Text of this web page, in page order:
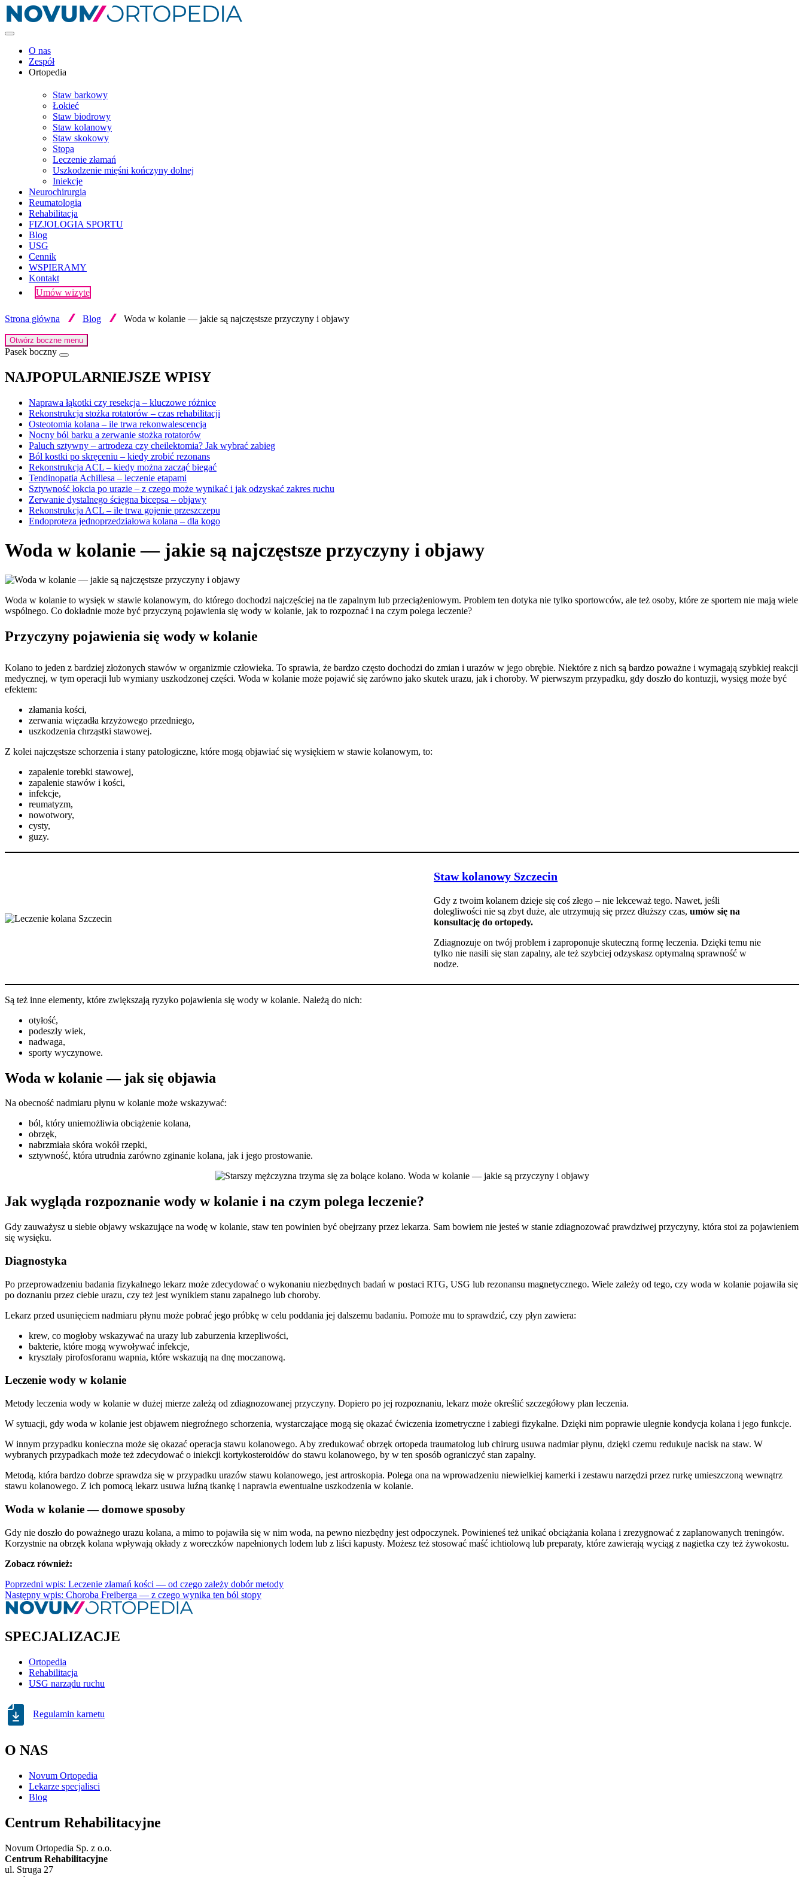
O nas
Zespół
Ortopedia
Staw barkowy
Łokieć
Staw biodrowy
Staw kolanowy
Staw skokowy
Stopa
Leczenie złamań
Uszkodzenie mięśni kończyny dolnej
Iniekcje
Neurochirurgia
Reumatologia
Rehabilitacja
FIZJOLOGIA SPORTU
Blog
USG
Cennik
WSPIERAMY
Kontakt
Umów wizytę
Strona główna Blog Woda w kolanie — jakie są najczęstsze przyczyny i objawy
Otwórz boczne menu
Pasek boczny
NAJPOPULARNIEJSZE WPISY
Naprawa łąkotki czy resekcja – kluczowe różnice
Rekonstrukcja stożka rotatorów – czas rehabilitacji
Osteotomia kolana – ile trwa rekonwalescencja
Nocny ból barku a zerwanie stożka rotatorów
Paluch sztywny – artrodeza czy cheilektomia? Jak wybrać zabieg
Ból kostki po skręceniu – kiedy zrobić rezonans
Rekonstrukcja ACL – kiedy można zacząć biegać
Tendinopatia Achillesa – leczenie etapami
Sztywność łokcia po urazie – z czego może wynikać i jak odzyskać zakres ruchu
Zerwanie dystalnego ścięgna bicepsa – objawy
Rekonstrukcja ACL – ile trwa gojenie przeszczepu
Endoproteza jednoprzedziałowa kolana – dla kogo
Woda w kolanie — jakie są najczęstsze przyczyny i objawy
Woda w kolanie to wysięk w stawie kolanowym, do którego dochodzi najczęściej na tle zapalnym lub przeciążeniowym. Problem ten dotyka nie tylko sportowców, ale też osoby, które ze sportem nie mają wiele
wspólnego. Co dokładnie może być przyczyną pojawienia się wody w kolanie, jak to rozpoznać i na czym polega leczenie?
Przyczyny pojawienia się wody w kolanie
Kolano to jeden z bardziej złożonych stawów w organizmie człowieka. To sprawia, że bardzo często dochodzi do zmian i urazów w jego obrębie. Niektóre z nich są bardzo poważne i wymagają szybkiej reakcji
medycznej, w tym operacji lub wymiany uszkodzonej części. Woda w kolanie może pojawić się zarówno jako skutek urazu, jak i choroby. W pierwszym przypadku, gdy doszło do kontuzji, wysięg może być
efektem:
złamania kości,
zerwania więzadła krzyżowego przedniego,
uszkodzenia chrząstki stawowej.
Z kolei najczęstsze schorzenia i stany patologiczne, które mogą objawiać się wysiękiem w stawie kolanowym, to:
zapalenie torebki stawowej,
zapalenie stawów i kości,
infekcje,
reumatyzm,
nowotwory,
cysty,
guzy.
Staw kolanowy Szczecin
Gdy z twoim kolanem dzieje się coś złego – nie lekceważ tego. Nawet, jeśli
dolegliwości nie są zbyt duże, ale utrzymują się przez dłuższy czas,umów się na
konsultację do ortopedy.
Zdiagnozuje on twój problem i zaproponuje skuteczną formę leczenia. Dzięki temu nie
tylko nie nasili się stan zapalny, ale też szybciej odzyskasz optymalną sprawność w
nodze.
Są też inne elementy, które zwiększają ryzyko pojawienia się wody w kolanie. Należą do nich:
otyłość,
podeszły wiek,
nadwaga,
sporty wyczynowe.
Woda w kolanie — jak się objawia
Na obecność nadmiaru płynu w kolanie może wskazywać:
ból, który uniemożliwia obciążenie kolana,
obrzęk,
nabrzmiała skóra wokół rzepki,
sztywność, która utrudnia zarówno zginanie kolana, jak i jego prostowanie.
Jak wygląda rozpoznanie wody w kolanie i na czym polega leczenie?
Gdy zauważysz u siebie objawy wskazujące na wodę w kolanie, staw ten powinien być obejrzany przez lekarza. Sam bowiem nie jesteś w stanie zdiagnozować prawdziwej przyczyny, która stoi za pojawieniem
się wysięku.
Diagnostyka
Po przeprowadzeniu badania fizykalnego lekarz może zdecydować o wykonaniu niezbędnych badań w postaci RTG, USG lub rezonansu magnetycznego. Wiele zależy od tego, czy woda w kolanie pojawiła się
po doznaniu przez ciebie urazu, czy też jest wynikiem stanu zapalnego lub choroby.
Lekarz przed usunięciem nadmiaru płynu może pobrać jego próbkę w celu poddania jej dalszemu badaniu. Pomoże mu to sprawdzić, czy płyn zawiera:
krew, co mogłoby wskazywać na urazy lub zaburzenia krzepliwości,
bakterie, które mogą wywoływać infekcje,
kryształy pirofosforanu wapnia, które wskazują na dnę moczanową.
Leczenie wody w kolanie
Metody leczenia wody w kolanie w dużej mierze zależą od zdiagnozowanej przyczyny. Dopiero po jej rozpoznaniu, lekarz może określić szczegółowy plan leczenia.
W sytuacji, gdy woda w kolanie jest objawem niegroźnego schorzenia, wystarczające mogą się okazać ćwiczenia izometryczne i zabiegi fizykalne. Dzięki nim poprawie ulegnie kondycja kolana i jego funkcje.
W innym przypadku konieczna może się okazać operacja stawu kolanowego. Aby zredukować obrzęk ortopeda traumatolog lub chirurg usuwa nadmiar płynu, dzięki czemu redukuje nacisk na staw. W
wybranych przypadkach może też zdecydować o iniekcji kortykosteroidów do stawu kolanowego, by w ten sposób ograniczyć stan zapalny.
Metodą, która bardzo dobrze sprawdza się w przypadku urazów stawu kolanowego, jest artroskopia. Polega ona na wprowadzeniu niewielkiej kamerki i zestawu narzędzi przez rurkę umieszczoną wewnątrz
stawu kolanowego. Z ich pomocą lekarz usuwa luźną tkankę i naprawia ewentualne uszkodzenia w kolanie.
Woda w kolanie — domowe sposoby
Gdy nie doszło do poważnego urazu kolana, a mimo to pojawiła się w nim woda, na pewno niezbędny jest odpoczynek. Powinieneś też unikać obciążania kolana i zrezygnować z zaplanowanych treningów.
Korzystnie na obrzęk kolana wpływają okłady z woreczków napełnionych lodem lub z liści kapusty. Możesz też stosować maść ichtiolową lub preparaty, które zawierają wyciąg z nagietka czy też żywokostu.
Zobacz również:
Poprzedni wpis: Leczenie złamań kości — od czego zależy dobór metody
Następny wpis: Choroba Freiberga — z czego wynika ten ból stopy
SPECJALIZACJE
Ortopedia
Rehabilitacja
USG narządu ruchu
Regulamin karnetu
O NAS
Novum Ortopedia
Lekarze specjalisci
Blog
Centrum Rehabilitacyjne
Novum Ortopedia Sp. z o.o.
Centrum Rehabilitacyjne
ul. Struga 27